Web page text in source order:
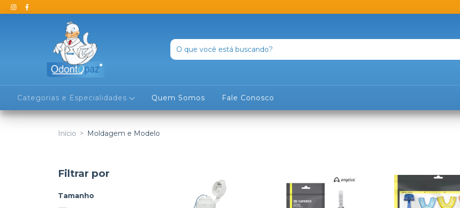
Categorias e Especialidades Quem Somos Fale Conosco
Início > Moldagem e Modelo
Filtrar por
Tamanho